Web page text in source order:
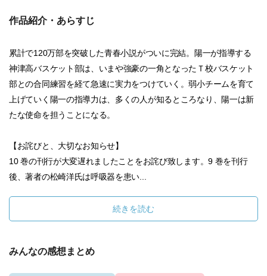
作品紹介・あらすじ
累計で120万部を突破した青春小説がついに完結。陽一が指導する
神津高バスケット部は、いまや強豪の一角となったＴ校バスケット
部との合同練習を経て急速に実力をつけていく。弱小チームを育て
上げていく陽一の指導力は、多くの人が知るところなり、陽一は新
たな使命を担うことになる。
【お詫びと、大切なお知らせ】
10 巻の刊行が大変遅れましたことをお詫び致します。9 巻を刊行
後、著者の松崎洋氏は呼吸器を患い...
続きを読む
みんなの感想まとめ